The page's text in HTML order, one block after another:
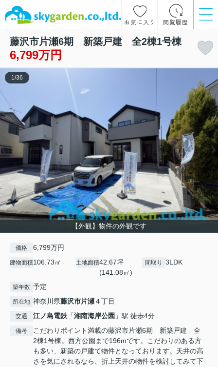
お気に入り 閲覧履歴
藤沢市片瀬6期 新築戸建 全2棟1号棟
6,799万円
【外観】物件の外観です
1 /36
価格 6,799万円
建物面積106.73㎡ 土地面積42.67坪
(141.08㎡)
間取り 3LDK
築年数 予定
所在地 神奈川県藤沢市片瀬４丁目
交通 江ノ島電鉄 「湘南海岸公園 」駅 徒歩4分
備考
こだわりポイント満載の藤沢市片瀬6期 新築戸建 全
2棟1号棟。西方公園まで196mです。こだわりのある方
も多い、新築の戸建て物件となっております。天井の高
さを気にされるなら、折上天井の物件を検討してみて下